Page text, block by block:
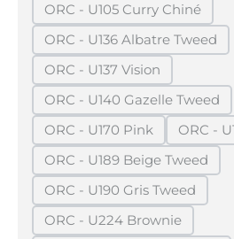
ORC - U105 Curry Chiné
(Diese Option ist
ORC - U136 Albatre Tweed
(Diese Option ist
ORC - U137 Vision
(Diese Option ist
ORC - U140 Gazelle Tweed
(Diese Option ist
ORC - U170 Pink
(Diese Option ist
ORC -
ORC - U189 Beige Tweed
(Diese Option ist
ORC - U190 Gris Tweed
(Diese Option ist
ORC - U224 Brownie
(Diese Option ist